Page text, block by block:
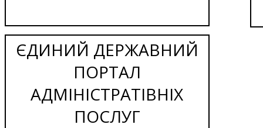
ЄДИНИЙ ДЕРЖАВНИЙ
ПОРТАЛ
АДМІНІСТРАТІВНІХ
ПОСЛУГ